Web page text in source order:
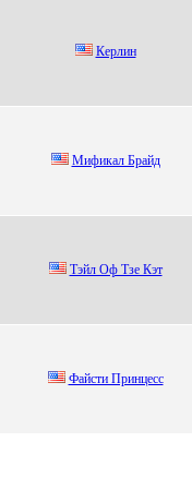
Кepлин
Mификaл Бpaйд
Tэйл Oф Tзe Кэт
Файсти Принцесс